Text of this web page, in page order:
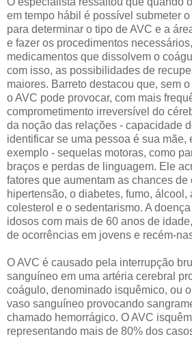
em tempo hábil é possível submeter
para determinar o tipo de AVC e a
e fazer os procedimentos
medicamentos que dissolvem o
com isso, as possibilidades de
maiores. Barreto destacou que, sem
o AVC pode provocar, com mais
comprometimento irreversível do
da noção das relações - capacidade
identificar se uma pessoa é sua mãe,
exemplo - sequelas motoras, como
braços e perdas de linguagem. Ele
fatores que aumentam as chances de
hipertensão, o diabetes, fumo, álcool,
colesterol e o sedentarismo. A
idosos com mais de 60 anos de
de ocorrências em jovens e recém-
O AVC é causado pela interrupção
sanguíneo em uma artéria cerebral
coágulo, denominado isquêmico, ou
vaso sanguíneo provocando
chamado hemorrágico. O AVC
representando mais de 80% dos